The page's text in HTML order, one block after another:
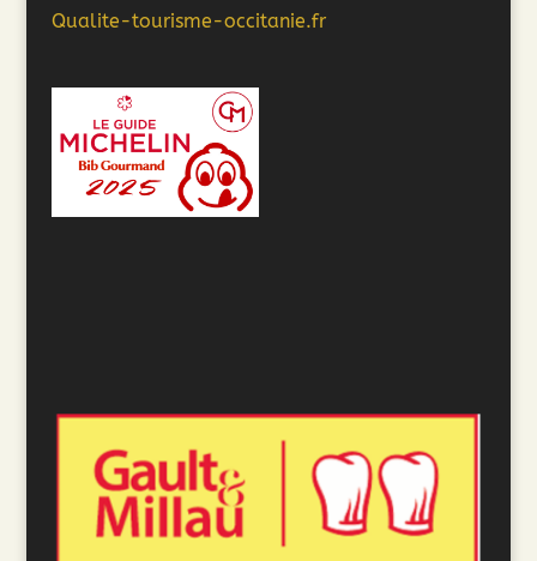
Qualite-tourisme-occitanie.fr